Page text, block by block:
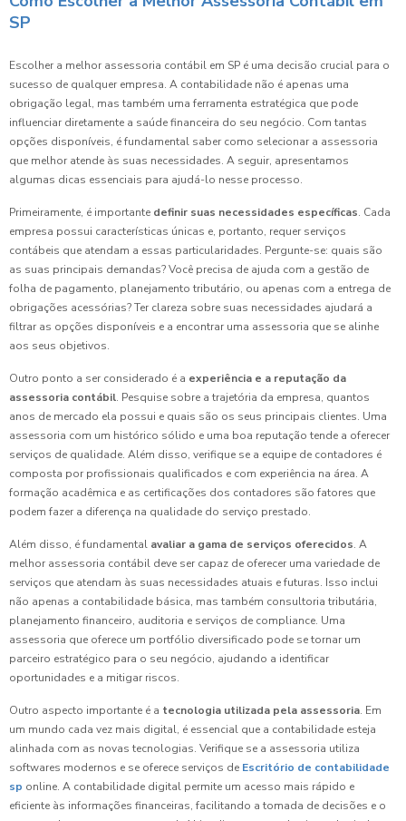
SP
Escolher a melhor assessoria contábil em SP é uma decisão crucial para o
sucesso de qualquer empresa. A contabilidade não é apenas uma
obrigação legal, mas também uma ferramenta estratégica que pode
influenciar diretamente a saúde financeira do seu negócio. Com tantas
opções disponíveis, é fundamental saber como selecionar a assessoria
que melhor atende às suas necessidades. A seguir, apresentamos
algumas dicas essenciais para ajudá-lo nesse processo.
Primeiramente, é importante definir suas necessidades específicas. Cada
empresa possui características únicas e, portanto, requer serviços
contábeis que atendam a essas particularidades. Pergunte-se: quais são
as suas principais demandas? Você precisa de ajuda com a gestão de
folha de pagamento, planejamento tributário, ou apenas com a entrega de
obrigações acessórias? Ter clareza sobre suas necessidades ajudará a
filtrar as opções disponíveis e a encontrar uma assessoria que se alinhe
aos seus objetivos.
Outro ponto a ser considerado é a experiência e a reputação da
assessoria contábil. Pesquise sobre a trajetória da empresa, quantos
anos de mercado ela possui e quais são os seus principais clientes. Uma
assessoria com um histórico sólido e uma boa reputação tende a oferecer
serviços de qualidade. Além disso, verifique se a equipe de contadores é
composta por profissionais qualificados e com experiência na área. A
formação acadêmica e as certificações dos contadores são fatores que
podem fazer a diferença na qualidade do serviço prestado.
Além disso, é fundamental avaliar a gama de serviços oferecidos. A
melhor assessoria contábil deve ser capaz de oferecer uma variedade de
serviços que atendam às suas necessidades atuais e futuras. Isso inclui
não apenas a contabilidade básica, mas também consultoria tributária,
planejamento financeiro, auditoria e serviços de compliance. Uma
assessoria que oferece um portfólio diversificado pode se tornar um
parceiro estratégico para o seu negócio, ajudando a identificar
oportunidades e a mitigar riscos.
Outro aspecto importante é a tecnologia utilizada pela assessoria. Em
um mundo cada vez mais digital, é essencial que a contabilidade esteja
alinhada com as novas tecnologias. Verifique se a assessoria utiliza
softwares modernos e se oferece serviços de Escritório de contabilidade
sp online. A contabilidade digital permite um acesso mais rápido e
eficiente às informações financeiras, facilitando a tomada de decisões e o